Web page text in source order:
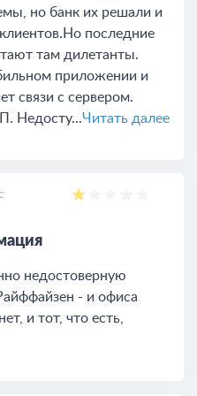
но банк их решали и
последние
там дилетанты.
приложении и
связи с сервером.
Недосту...Читать далее
недостоверную
- и офиса
и тот, что есть,